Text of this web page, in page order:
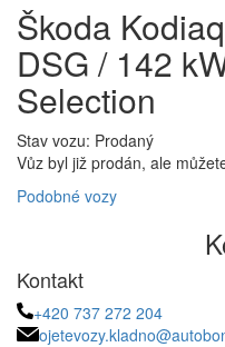
Škoda
DSG / 142
Selection
Stav vozu: Prodaný
Vůz byl již prodán, ale
Podobné vozy
Kontakt
+420 737 272 204